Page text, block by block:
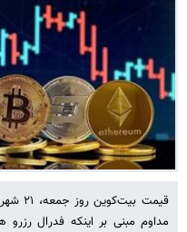
قیمت
مداوم مبنی بر اینکه فدرال